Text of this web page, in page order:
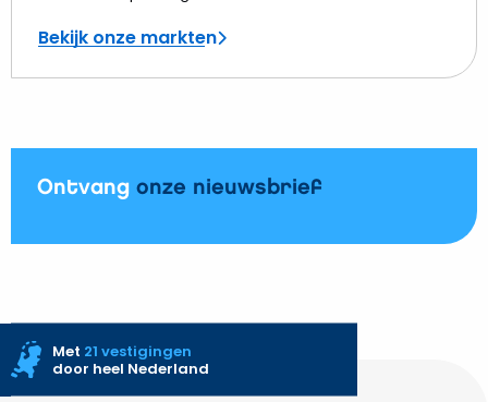
Bekijk onze markten
Ontvang onze nieuwsbrief
Site
Met 21 vestigingen
door heel Nederland